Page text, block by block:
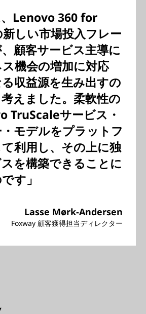
、Lenovo 360 for
しい市場投入フレー
顧客サービス主導に
機会の増加に対応
収益源を生み出すの
えました。柔軟性の
TruScaleサービス・
モデルをプラットフ
利用し、その上に独
を構築できることに
す」
Lasse Mørk-Andersen
Foxway 顧客獲得担当ディレクター